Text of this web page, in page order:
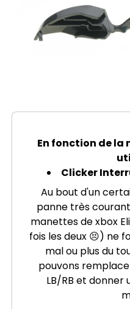
En fonction de la
Clicker
Au bout d'un
panne très
manettes de xbox
fois les deux 😣) ne
mal ou plus du
pouvons
LB/RB et donner